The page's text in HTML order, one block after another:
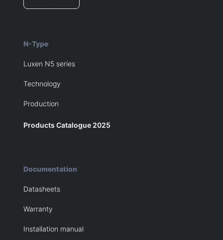
N-Type
Luxen N5 series
Technology
Production
Products Catalogue 2025
Documentation
Datasheets
Warranty
Installation manual